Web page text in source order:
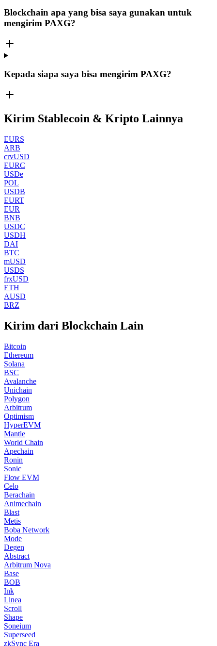
Blockchain apa yang bisa saya gunakan untuk
mengirim PAXG?
Kepada siapa saya bisa mengirim PAXG?
Kirim Stablecoin & Kripto Lainnya
EURS
ARB
crvUSD
EURC
USDe
POL
USDB
EURT
EUR
BNB
USDC
USDH
DAI
BTC
mUSD
USDS
frxUSD
ETH
AUSD
BRZ
Kirim dari Blockchain Lain
Bitcoin
Ethereum
Solana
BSC
Avalanche
Unichain
Polygon
Arbitrum
Optimism
HyperEVM
Mantle
World Chain
Apechain
Ronin
Sonic
Flow EVM
Celo
Berachain
Animechain
Blast
Metis
Boba Network
Mode
Degen
Abstract
Arbitrum Nova
Base
BOB
Ink
Linea
Scroll
Shape
Soneium
Superseed
zkSync Era